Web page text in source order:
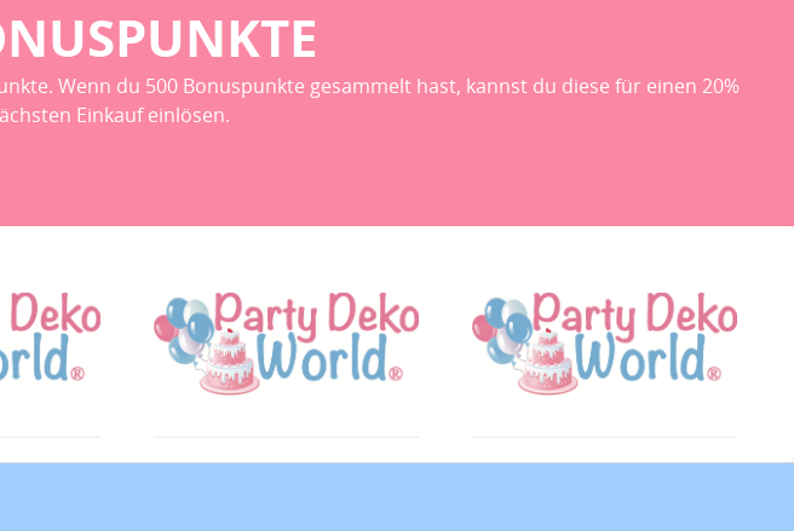
Wenn du 500 Bonuspunkte gesammelt hast, kannst du diese für einen 20%
Einkauf einlösen.